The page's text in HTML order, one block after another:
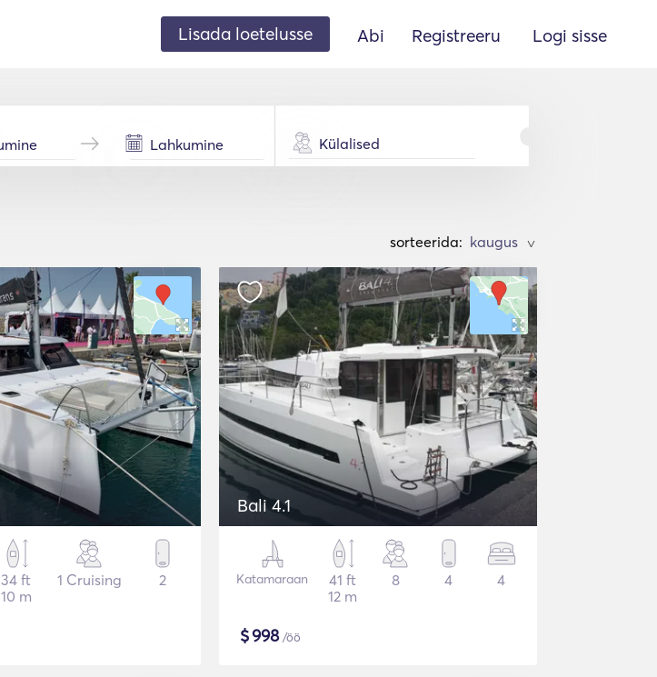
Lisada loetelusse Abi Registreeru Logi sisse
Külalised
sorteerida: >
34 ft
10 m
1 Cruising 2
Bali 4.1
Katamaraan
41 ft
12 m
8 4 4
$998/öö